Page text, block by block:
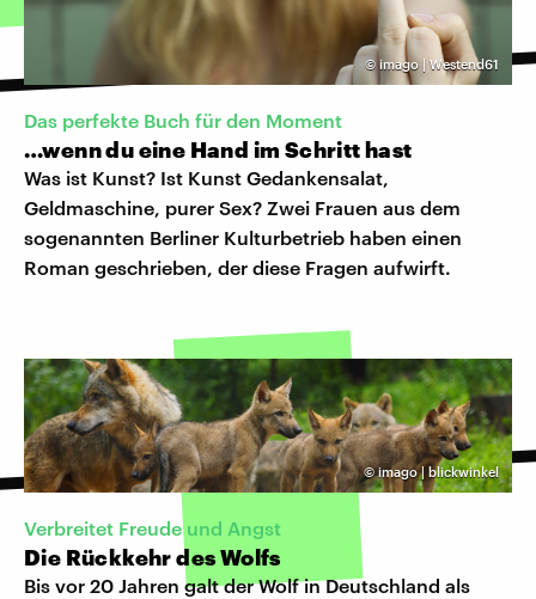
© imago | Westend61
Das perfekte Buch für den Moment
…wenn du eine Hand im Schritt hast
Was ist Kunst? Ist Kunst Gedankensalat,
Geldmaschine, purer Sex? Zwei Frauen aus dem
sogenannten Berliner Kulturbetrieb haben einen
Roman geschrieben, der diese Fragen aufwirft.
©imago | blickwinkel
Verbreitet Freude und Angst
Die Rückkehr des Wolfs
Bis vor 20 Jahren galt der Wolf in Deutschland als